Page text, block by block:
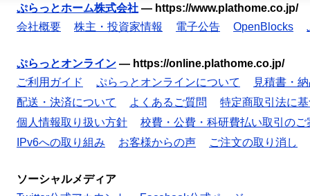
ぷらっとホーム株式会社 — https://www.plathome.co.jp/
会社概要
株主・投資家情報 電子公告 OpenBlocks
ぷらっとオンライン — https://online.plathome.co.jp/
ご利用ガイド
ぷらっとオンラインについて
見積書・
配送・決済について
よくあるご質問
特定商取引法に
個人情報取り扱い方針
校費・公費・科研費払い取引のご
IPv6への取り組み
お客様からの声 ご注文の取り消し
ソーシャルメディア